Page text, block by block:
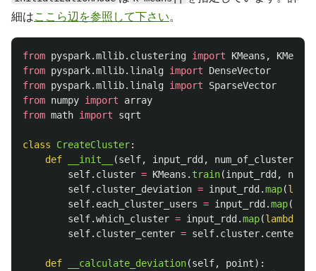
細はここら辺を参照して下さい。
from pyspark.mllib.clustering import KMeans ,
from pyspark.mllib.linalg import
DenseVector
from pyspark.mllib.linalg import
SparseVector
from numpy import
array
from math import sqrt
class CreateCluster:
def
__init__ (self, input_rdd , num_of_cluster
self. cluster = KMeans . train(input_rdd ,
self. cluster_deviation = input_rdd .map(
self. each_cluster_users = input_rdd .map(
self.which_cluster = input_rdd .map(lambda
self. cluster_center = self. cluster. centers
def __calculate_deviation(self, point):